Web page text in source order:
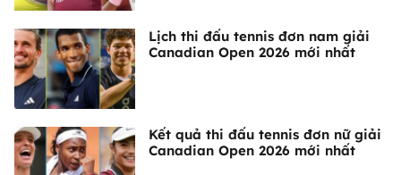
Lịch thi đấu tennis đơn nam giải
Canadian Open 2026 mới nhất
Kết quả thi đấu tennis đơn nữ giải
Canadian Open 2026 mới nhất